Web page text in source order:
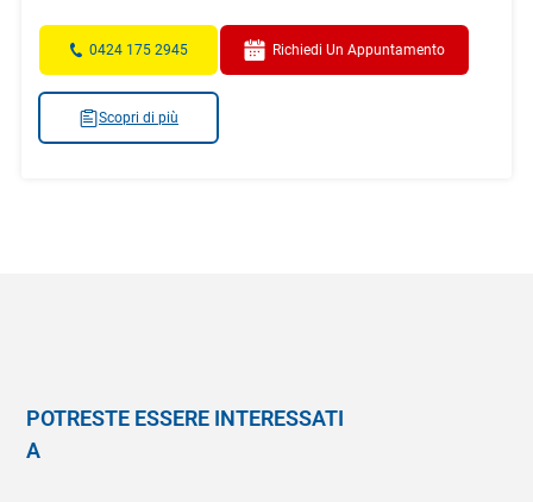
0424 175 2945 Richiedi Un Appuntamento
Scopri di più
POTRESTE ESSERE INTERESSATI
A